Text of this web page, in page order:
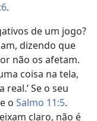
.
de um jogo?
dizendo que
não os afetam.
coisa na tela,
Se o seu
o Salmo 11:5.
claro, não é